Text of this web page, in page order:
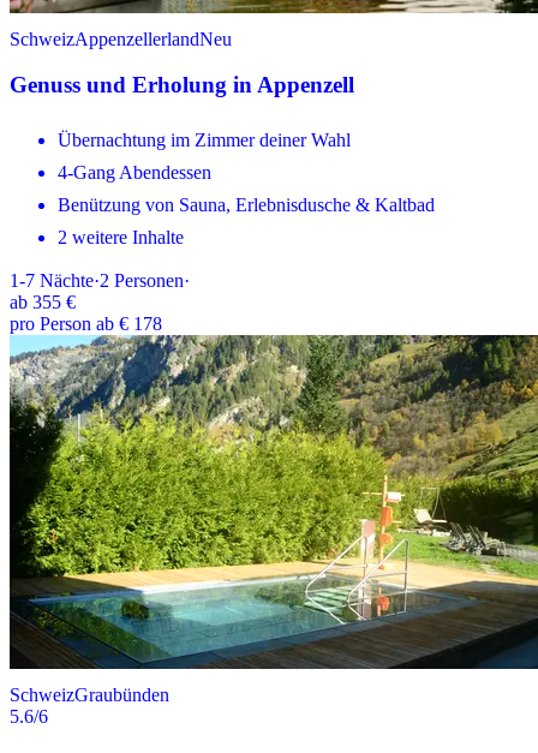
SchweizAppenzellerlandNeu
Genuss und Erholung in Appenzell
Übernachtung im Zimmer deiner Wahl
4-Gang Abendessen
Benützung von Sauna, Erlebnisdusche & Kaltbad
2 weitere Inhalte
1-7 Nächte·2 Personen·
ab 355 €
pro Person ab € 178
SchweizGraubünden
5.6/6